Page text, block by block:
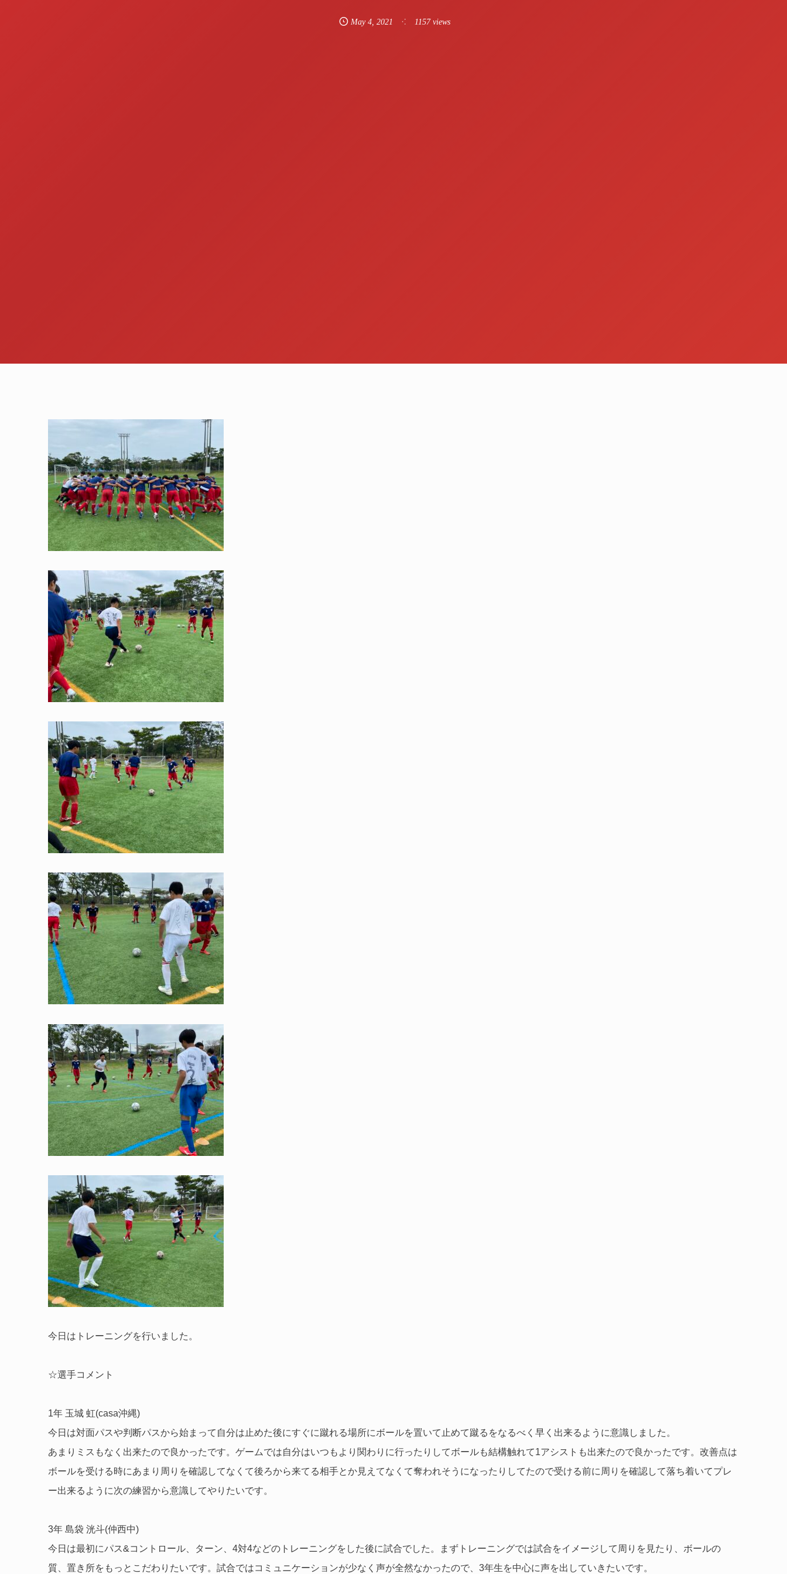
May 4, 2021 1157 views
今日はトレーニングを行いました。
☆選手コメント
1年 玉城 虹(casa沖縄)
今日は対面パスや判断パスから始まって自分は止めた後にすぐに蹴れる場所にボールを置いて止めて蹴るをなるべく早く出来るように意識しました。
あまりミスもなく出来たので良かったです。ゲームでは自分はいつもより関わりに行ったりしてボールも結構触れて1アシストも出来たので良かったです。改善点は
ボールを受ける時にあまり周りを確認してなくて後ろから来てる相手とか見えてなくて奪われそうになったりしてたので受ける前に周りを確認して落ち着いてプレ
ー出来るように次の練習から意識してやりたいです。
3年 島袋 洸斗(仲西中)
今日は最初にパス&コントロール、ターン、4対4などのトレーニングをした後に試合でした。まずトレーニングでは試合をイメージして周りを見たり、ボールの
質、置き所をもっとこだわりたいです。試合ではコミュニケーションが少なく声が全然なかったので、3年生を中心に声を出していきたいです。